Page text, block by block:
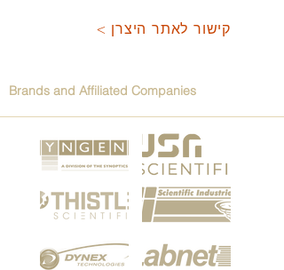
< קישור לאתר היצרן
Brands and Affiliated Companies